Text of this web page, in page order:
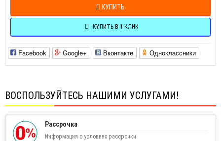
КУПИТЬ
КУПИТЬ В 1 КЛИК
Facebook Google+ Вконтакте Одноклассники
ВОСПОЛЬЗУЙТЕСЬ НАШИМИ УСЛУГАМИ!
Рассрочка
Информация о условиях рассрочки